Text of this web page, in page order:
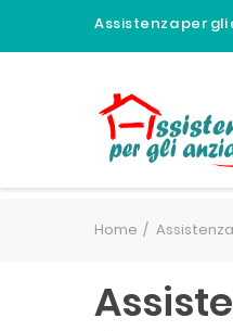
Assistenza per
Home